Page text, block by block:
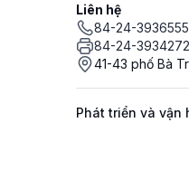
Liên hệ
84-24-
84-24-
41-43 phố Bà
Phát triển và vận